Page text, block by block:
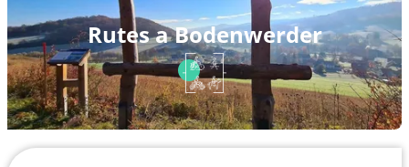
Rutes a Bodenwerder